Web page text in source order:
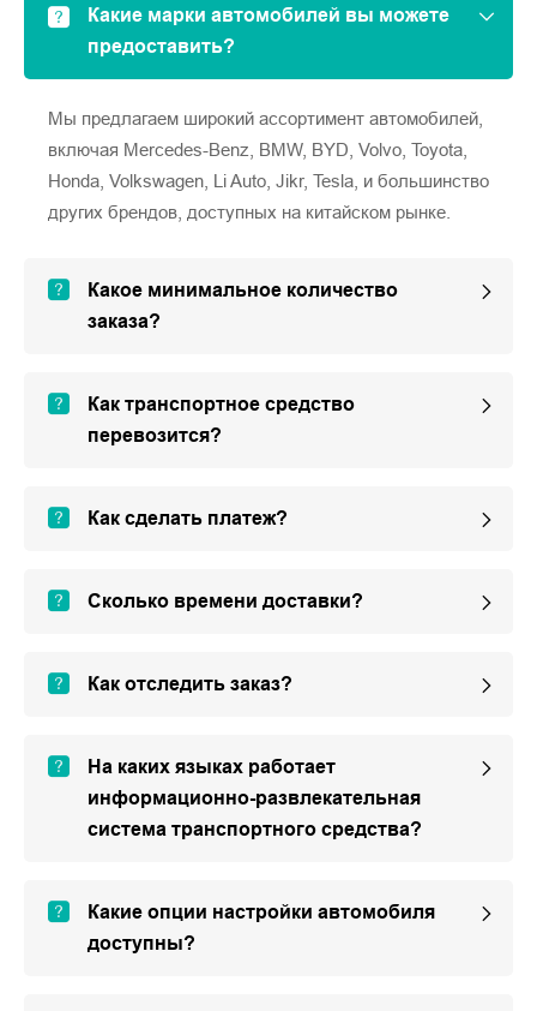
Какие марки автомобилей вы можете
предоставить?
Мы предлагаем широкий ассортимент автомобилей,
включая Mercedes-Benz, BMW, BYD, Volvo, Toyota,
Honda, Volkswagen, Li Auto, Jikr, Tesla, и большинство
других брендов, доступных на китайском рынке.
Какое минимальное количество
заказа?
Как транспортное средство
перевозится?
Как сделать платеж?
Сколько времени доставки?
Как отследить заказ?
На каких языках работает
информационно-развлекательная
система транспортного средства?
Какие опции настройки автомобиля
доступны?